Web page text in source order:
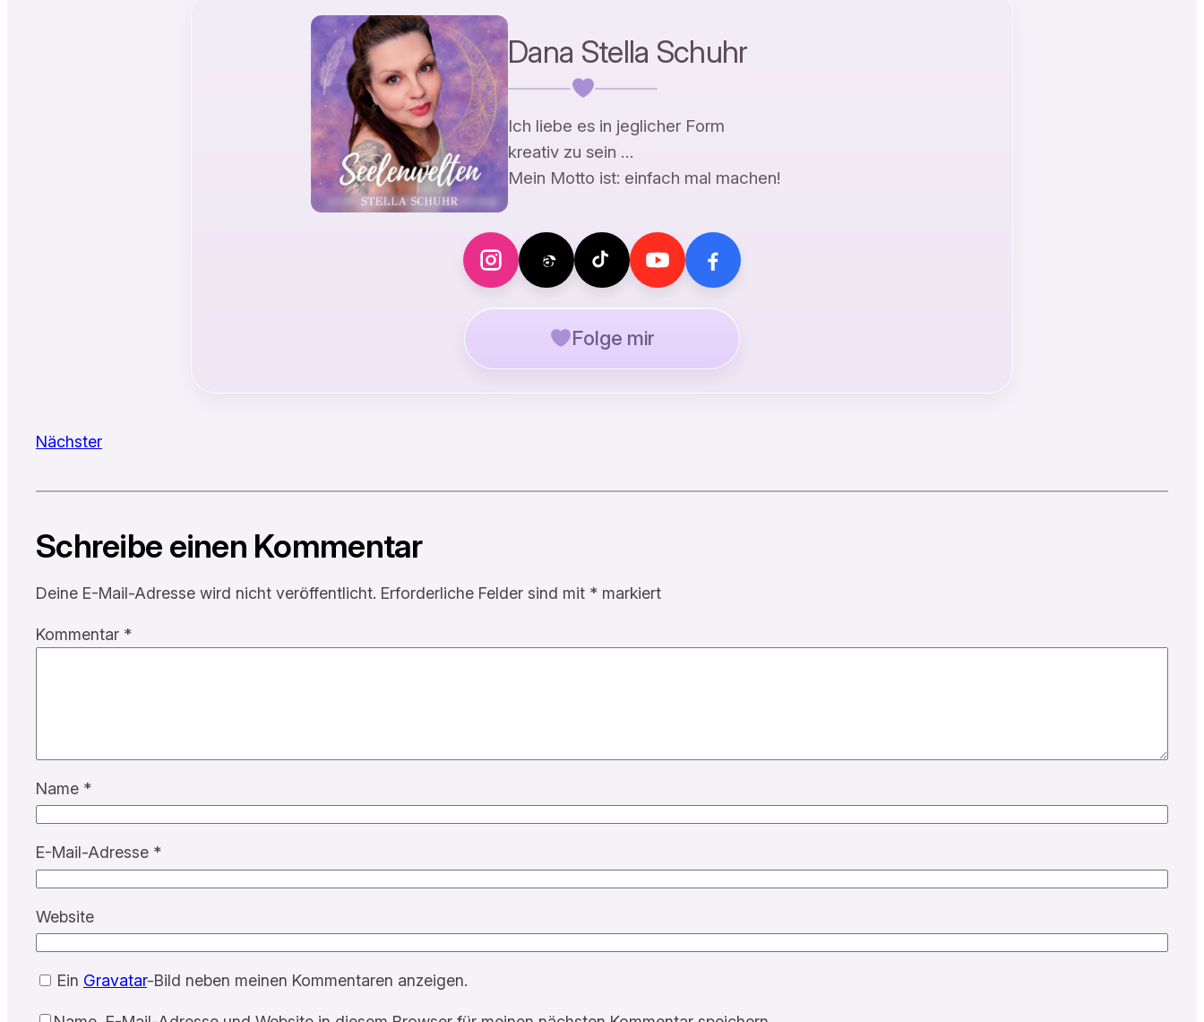
Dana Stella Schuhr
Ich liebe es in jeglicher Form
kreativ zu sein …
Mein Motto ist: einfach mal machen!
Folge mir
Nächster
Schreibe einen Kommentar
Deine E-Mail-Adresse wird nicht veröffentlicht. Erforderliche Felder sind mit * markiert
Kommentar *
Name *
E-Mail-Adresse *
Website
Ein Gravatar-Bild neben meinen Kommentaren anzeigen.